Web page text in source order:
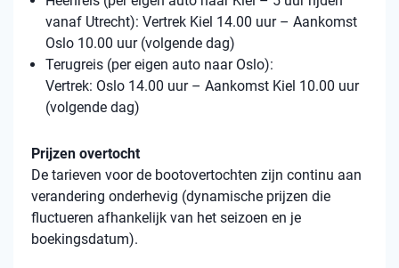
vanaf Utrecht): Vertrek Kiel 14.00 uur – Aankomst
Oslo 10.00 uur (volgende dag)
Terugreis (per eigen auto naar Oslo):
Vertrek: Oslo 14.00 uur – Aankomst Kiel 10.00 uur
(volgende dag)
Prijzen overtocht
De tarieven voor de bootovertochten zijn continu aan
verandering onderhevig (dynamische prijzen die
fluctueren afhankelijk van het seizoen en je
boekingsdatum).